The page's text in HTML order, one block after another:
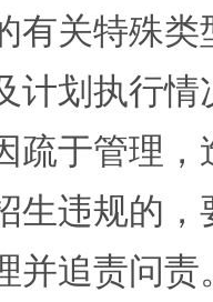
有关特殊
计划执行
疏于管理
生违规的
并追责问